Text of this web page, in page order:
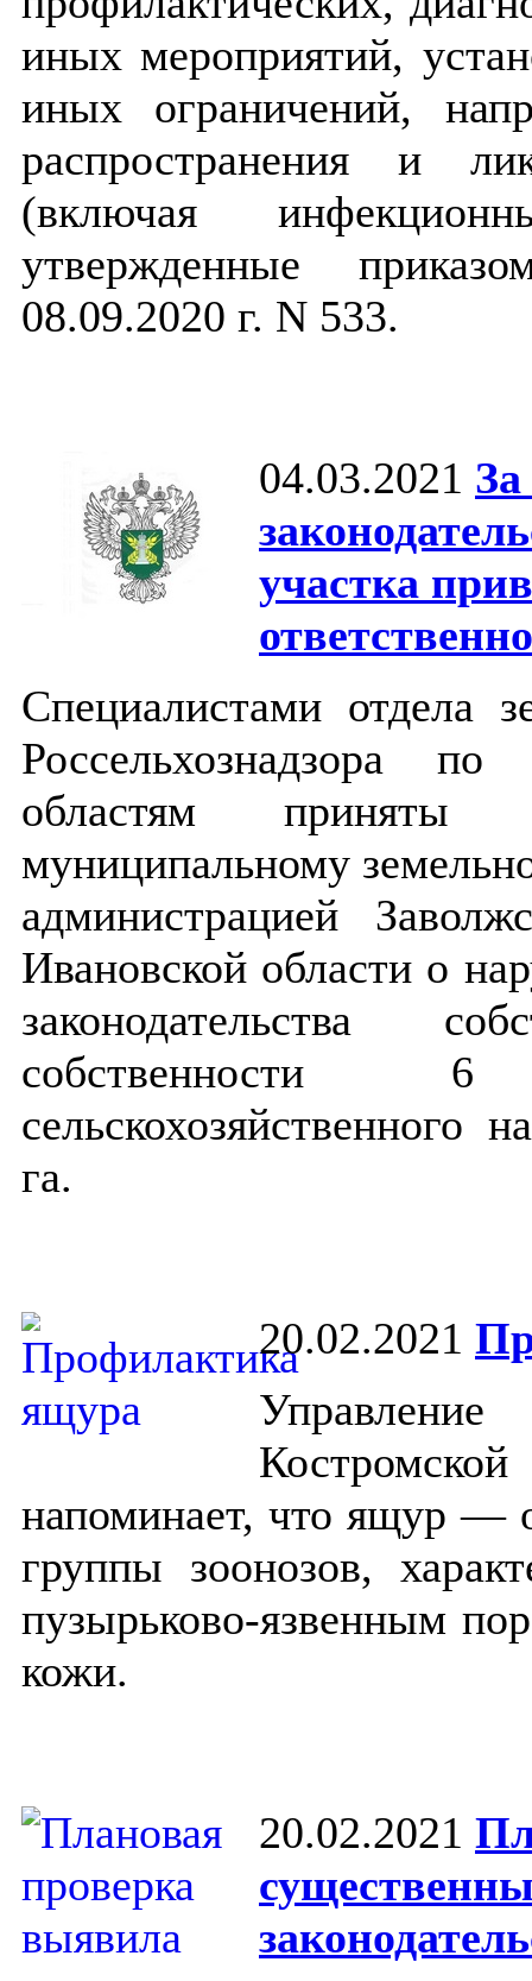
иных мероприятий,
иных ограничений,
распространения и
(включая
утвержденные
08.09.2020 г. N 533.
04.03.2021
участка
Специалистами отдела
Россельхознадзора
областям приняты
муниципальному
администрацией
Ивановской области о
законодательства
собственности
га.
20.02.2021
напоминает, что ящур —
группы зоонозов,
пузырьково-язвенным
кожи.
20.02.2021